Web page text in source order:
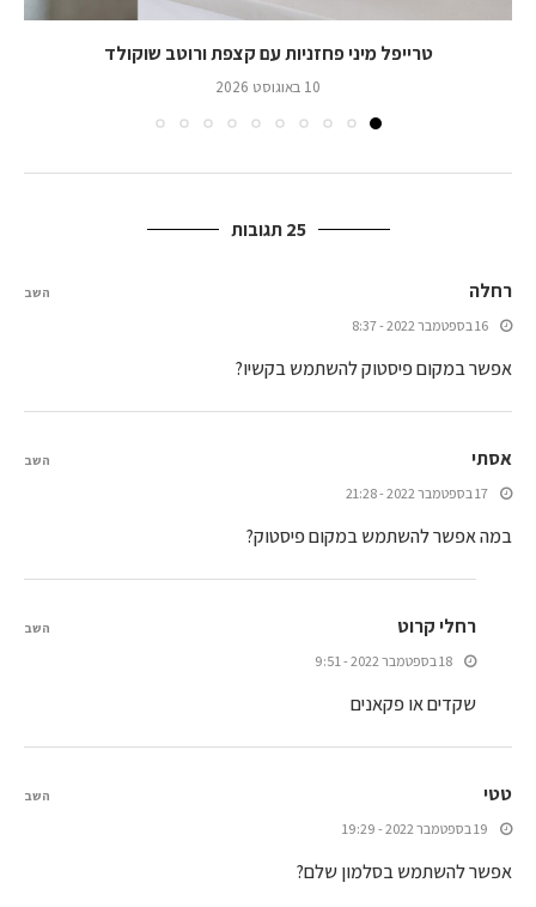
טרייפל מיני פחזניות עם קצפת ורוטב שוקולד
10 באוגוסט 2026
25 תגובות
רחלה
16 בספטמבר 2022 - 8:37
אפשר במקום פיסטוק להשתמש בקשיו?
השב
אסתי
17 בספטמבר 2022 - 21:28
במה אפשר להשתמש במקום פיסטוק?
השב
רחלי קרוט
18 בספטמבר 2022 - 9:51
שקדים או פקאנים
השב
טטי
19 בספטמבר 2022 - 19:29
אפשר להשתמש בסלמון שלם?
השב